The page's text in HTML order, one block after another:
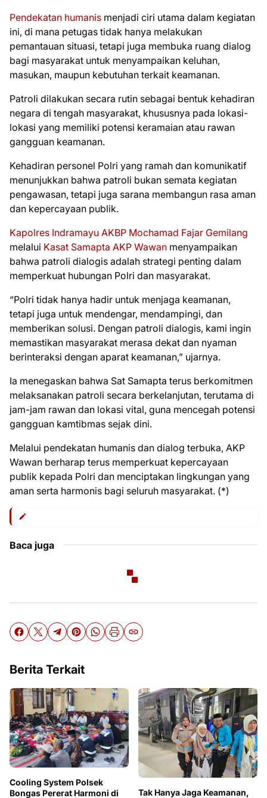
Pendekatan humanis menjadi ciri utama dalam kegiatan
ini, di mana petugas tidak hanya melakukan
pemantauan situasi, tetapi juga membuka ruang dialog
bagi masyarakat untuk menyampaikan keluhan,
masukan, maupun kebutuhan terkait keamanan.
Patroli dilakukan secara rutin sebagai bentuk kehadiran
negara di tengah masyarakat, khususnya pada lokasi-
lokasi yang memiliki potensi keramaian atau rawan
gangguan keamanan.
Kehadiran personel Polri yang ramah dan komunikatif
menunjukkan bahwa patroli bukan semata kegiatan
pengawasan, tetapi juga sarana membangun rasa aman
dan kepercayaan publik.
Kapolres Indramayu AKBP Mochamad Fajar Gemilang
melalui Kasat Samapta AKP Wawan menyampaikan
bahwa patroli dialogis adalah strategi penting dalam
memperkuat hubungan Polri dan masyarakat.
“Polri tidak hanya hadir untuk menjaga keamanan,
tetapi juga untuk mendengar, mendampingi, dan
memberikan solusi. Dengan patroli dialogis, kami ingin
memastikan masyarakat merasa dekat dan nyaman
berinteraksi dengan aparat keamanan,” ujarnya.
Ia menegaskan bahwa Sat Samapta terus berkomitmen
melaksanakan patroli secara berkelanjutan, terutama di
jam-jam rawan dan lokasi vital, guna mencegah potensi
gangguan kamtibmas sejak dini.
Melalui pendekatan humanis dan dialog terbuka, AKP
Wawan berharap terus memperkuat kepercayaan
publik kepada Polri dan menciptakan lingkungan yang
aman serta harmonis bagi seluruh masyarakat. (*)
Baca juga
Berita Terkait
Cooling System Polsek
Bongas Pererat Harmoni di
Tak Hanya Jaga Keamanan,